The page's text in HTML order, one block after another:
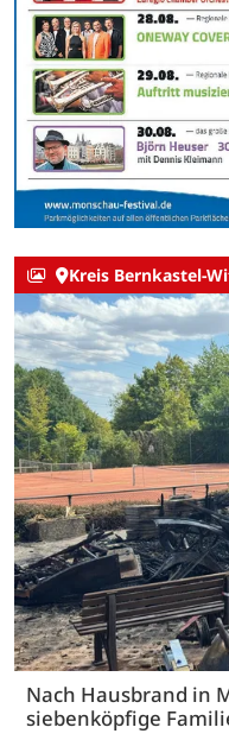
Kreis Bernkastel-
Nach Hausbrand in
siebenköpfige